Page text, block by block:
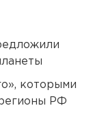
которыми
РФ